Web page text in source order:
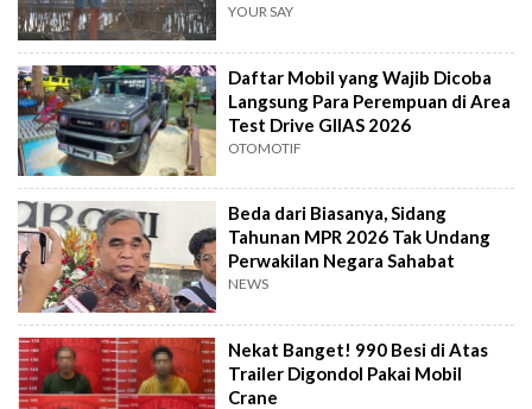
YOUR SAY
Daftar Mobil yang Wajib Dicoba
Langsung Para Perempuan di Area
Test Drive GIIAS 2026
OTOMOTIF
Beda dari Biasanya, Sidang
Tahunan MPR 2026 Tak Undang
Perwakilan Negara Sahabat
NEWS
Nekat Banget! 990 Besi di Atas
Trailer Digondol Pakai Mobil
Crane